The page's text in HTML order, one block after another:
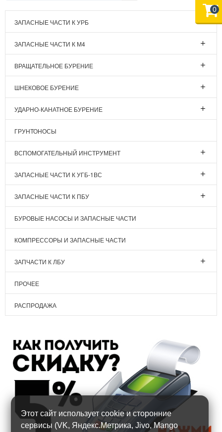
ЗАПАСНЫЕ ЧАСТИ К УРБ
ЗАПАСНЫЕ ЧАСТИ К М4
ВРАЩАТЕЛЬНОЕ БУРЕНИЕ
ШНЕКОВОЕ БУРЕНИЕ
УДАРНО-КАНАТНОЕ БУРЕНИЕ
ГРУНТОНОСЫ
ВСПОМОГАТЕЛЬНЫЙ ИНСТРУМЕНТ
ЗАПАСНЫЕ ЧАСТИ К УГБ-1ВС
ЗАПАСНЫЕ ЧАСТИ К ПБУ
БУРОВЫЕ НАСОСЫ И ЗАПАСНЫЕ ЧАСТИ
КОМПРЕССОРЫ И ЗАПАСНЫЕ ЧАСТИ
ЗАПЧАСТИ К ЛБУ
ПРОЧЕЕ
РАСПРОДАЖА
0
Этот сайт использует cookie и сторонние
сервисы (VK, Яндекс.Метрика, Jivo, Mango